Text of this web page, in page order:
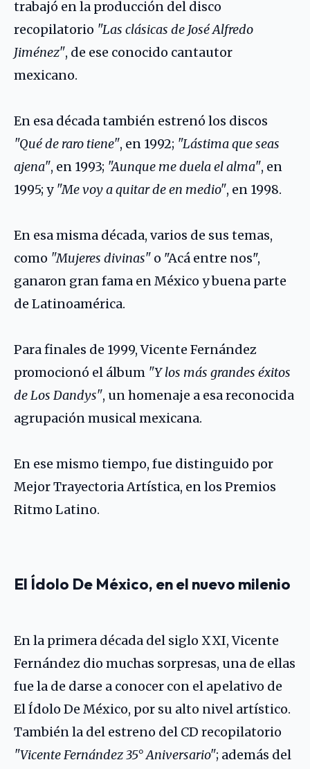
trabajó en la producción del disco
recopilatorio "Las clásicas de José Alfredo
Jiménez", de ese conocido cantautor
mexicano.
En esa década también estrenó los discos
"Qué de raro tiene", en 1992; "Lástima que seas
ajena", en 1993; "Aunque me duela el alma", en
1995; y "Me voy a quitar de en medio", en 1998.
En esa misma década, varios de sus temas,
como "Mujeres divinas" o "Acá entre nos",
ganaron gran fama en México y buena parte
de Latinoamérica.
Para finales de 1999, Vicente Fernández
promocionó el álbum "Y los más grandes éxitos
de Los Dandys", un homenaje a esa reconocida
agrupación musical mexicana.
En ese mismo tiempo, fue distinguido por
Mejor Trayectoria Artística, en los Premios
Ritmo Latino.
El Ídolo De México, en el nuevo milenio
En la primera década del siglo XXI, Vicente
Fernández dio muchas sorpresas, una de ellas
fue la de darse a conocer con el apelativo de
El Ídolo De México, por su alto nivel artístico.
También la del estreno del CD recopilatorio
"Vicente Fernández 35° Aniversario"; además del